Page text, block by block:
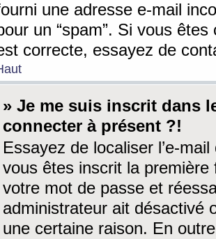
une adresse e-mail
un “spam”. Si vous
correcte, essayez de
» Je me suis inscrit dans
connecter à présent ?!
Essayez de localiser l’e-
vous êtes inscrit la première
votre mot de passe et
administrateur ait désactivé
une certaine raison. En